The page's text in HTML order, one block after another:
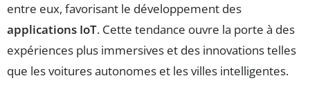
entre eux, favorisant le développement des
applications IoT. Cette tendance ouvre la porte à des
expériences plus immersives et des innovations telles
que les voitures autonomes et les villes intelligentes.